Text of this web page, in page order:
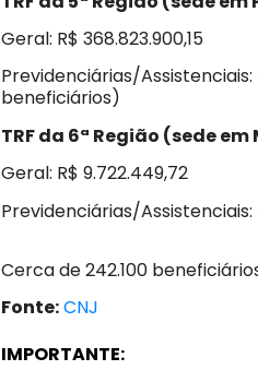
Geral: R$ 368.823.900,15
Previdenciárias/Assistenciais:
beneficiários)
TRF da 6ª Região (sede
Geral: R$ 9.722.449,72
Previdenciárias/Assistenciais:
Cerca de 242.100
Fonte:CNJ
IMPORTANTE: